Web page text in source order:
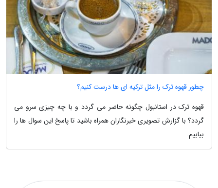
چطور قهوه ترک را مثل ترکیه ای ها درست کنیم؟
قهوه ترک در استانبول چگونه حاضر می گردد و با چه چیزی سرو می
گردد؟ با گزارش تصویری خبرنگاران همراه باشید تا پاسخ این سوال ها را
بیابیم.